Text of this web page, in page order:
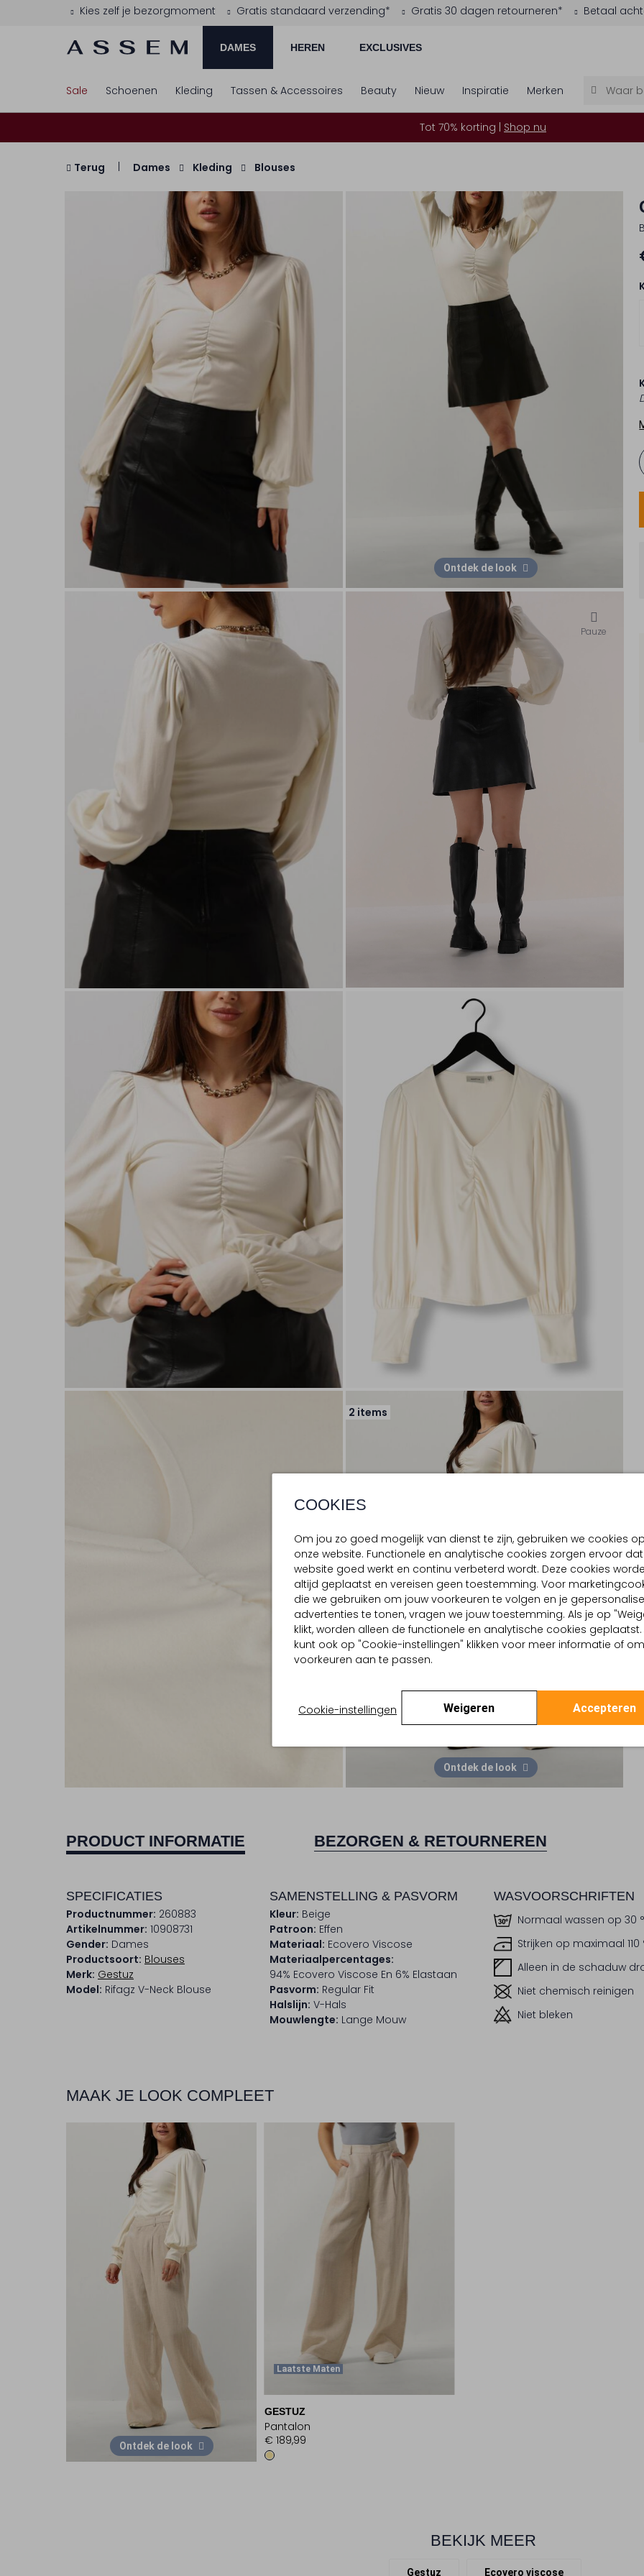
Kies zelf je bezorgmoment Gratis standaard verzending* Gratis 30 dagen retourneren* Betaal
DAMES HEREN EXCLUSIVES
COOKIES
Om jou zo goed mogelijk van dienst te zijn, gebruiken we cookies op
onze website. Functionele en analytische cookies zorgen ervoor
website goed werkt en continu verbeterd wordt. Deze cookies
altijd geplaatst en vereisen geen toestemming. Voor
die we gebruiken om jouw voorkeuren te volgen en je
advertenties te tonen, vragen we jouw toestemming. Als je op
klikt, worden alleen de functionele en analytische cookies geplaatst.
kunt ook op "Cookie-instellingen" klikken voor meer informatie of
voorkeuren aan te passen.
Cookie-instellingen Weigeren Accepteren
Sale Schoenen Kleding Tassen & Accessoires Beauty Nieuw Inspiratie Merken
Tot 70% korting | Shop nu
Terug Dames Kleding Blouses
Ontdek de look
Pauze
2 items
Ontdek de look
PRODUCT INFORMATIE BEZORGEN & RETOURNEREN
SPECIFICATIES
Productnummer: 260883
Artikelnummer: 10908731
Gender: Dames
Productsoort: Blouses
Merk: Gestuz
Model: Rifagz V-Neck Blouse
SAMENSTELLING & PASVORM
Kleur: Beige
Patroon: Effen
Materiaal: Ecovero Viscose
Materiaalpercentages:
94% Ecovero Viscose En 6% Elastaan
Pasvorm: Regular Fit
Halslijn: V-Hals
Mouwlengte: Lange Mouw
WASVOORSCHRIFTEN
Normaal wassen op 30
Strijken op maximaal 110
Alleen in de schaduw
Niet chemisch reinigen
Niet bleken
MAAK JE LOOK COMPLEET
Ontdek de look
Laatste Maten
GESTUZ
Pantalon
€ 189,99
BEKIJK MEER
Gestuz Ecovero viscose